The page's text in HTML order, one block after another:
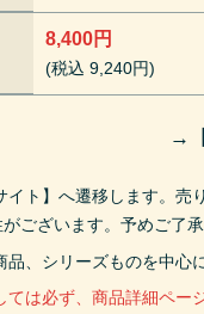
8,400円
(税込 9,240円)
→
ト】へ遷移します。売
ございます。予めご了承
、シリーズものを中心
は必ず、商品詳細ペー